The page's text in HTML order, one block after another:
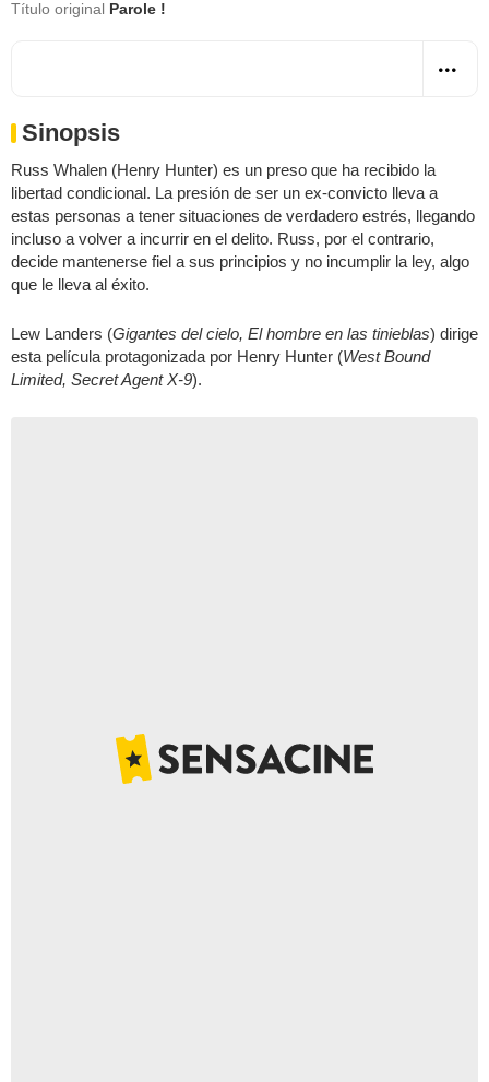
Título original Parole !
Sinopsis
Russ Whalen (Henry Hunter) es un preso que ha recibido la
libertad condicional. La presión de ser un ex-convicto lleva a
estas personas a tener situaciones de verdadero estrés, llegando
incluso a volver a incurrir en el delito. Russ, por el contrario,
decide mantenerse fiel a sus principios y no incumplir la ley, algo
que le lleva al éxito.
Lew Landers (Gigantes del cielo, El hombre en las tinieblas) dirige
esta película protagonizada por Henry Hunter (West Bound
Limited, Secret Agent X-9).